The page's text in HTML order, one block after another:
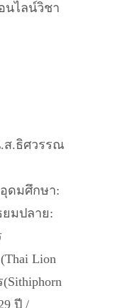
นไลน์วิชา
ส.ธิศวรรณ
ดมศึกษา:
มปลาย:
Lion
ปี /